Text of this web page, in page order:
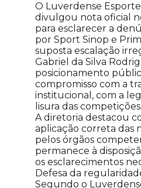
O Luverdense
divulgou nota oficial
para esclarecer a
por Sport Sinop e
suposta escalação
Gabriel da Silva
posicionamento
compromisso com a
institucional, com a
lisura das competições.
A diretoria destacou
aplicação correta das
pelos órgãos
permanece à
os esclarecimentos
Defesa da
Segundo o